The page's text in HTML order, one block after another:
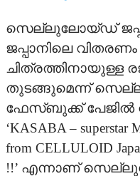
STRAR VIDEOS
TRAILER
സെല്ലുലോയ്ഡ്
ജപ്പാനിലെ
ചിത്രത്തിനായുള്ള
തുടങ്ങുമെന്ന്
ഫേസ്ബുക്ക് പേജില്‍
‘KASABA – superstar
from CELLULOID
!!’ എന്നാണ്